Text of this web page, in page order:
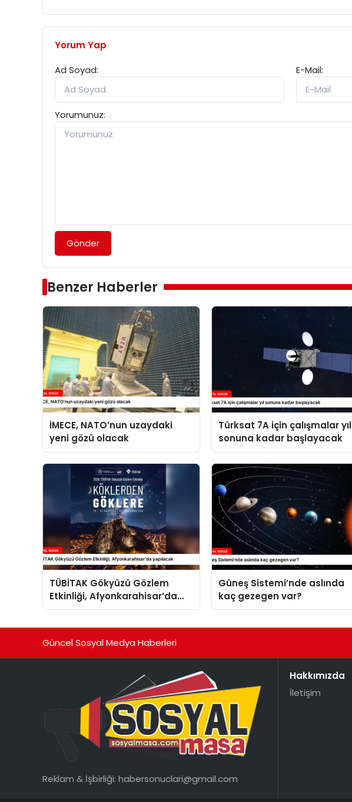
Yorum Yap
Ad Soyad:
E-Mail:
Yorumunuz:
Gönder
Benzer Haberler
İMECE, NATO’nun uzaydaki
yeni gözü olacak
Türksat 7A için çalışmalar yıl
sonuna kadar başlayacak
TÜBİTAK Gökyüzü Gözlem
Etkinliği, Afyonkarahisar’da
yapılacak
Güneş Sistemi’nde aslında
kaç gezegen var?
Güncel Sosyal Medya Haberleri
Reklam & İşbirliği: habersonuclari@gmail.com
Hakkımızda
İletişim